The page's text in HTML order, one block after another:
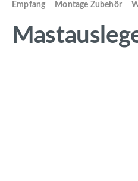
Empfang Montage Zubehör